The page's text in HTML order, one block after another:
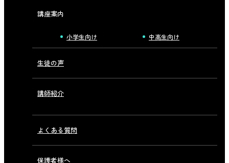
講座案内
小学生向け 中高生向け
生徒の声
講師紹介
よくある質問
保護者様へ